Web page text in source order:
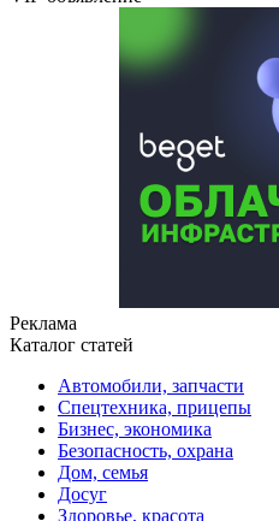
Реклама
Каталог статей
Автомобили, запчасти
Спецтехника, прицепы
Бизнес, экономика
Безопасность, охрана
Дом, семья
Досуг
Здоровье, красота